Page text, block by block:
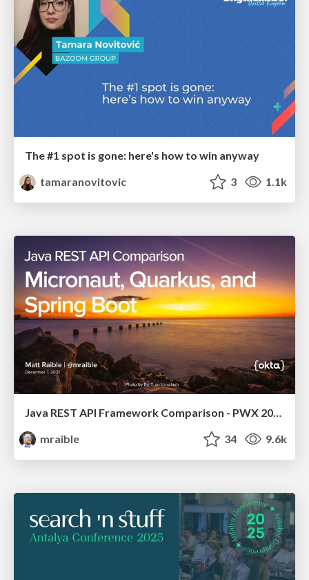
The #1 spot is gone: here's how to win anyway
tamaranovitovic
3 1.1k
Java REST API Framework Comparison - PWX 2021
mraible
34 9.6k